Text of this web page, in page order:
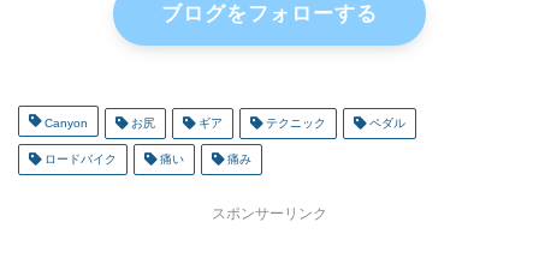
ブログをフォローする
Canyon お尻 ギア テクニック ペダル
ロードバイク 痛い 痛み
スポンサーリンク